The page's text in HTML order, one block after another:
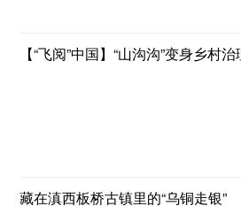
【“飞阅”中国】“山沟沟”变身乡村
藏在滇西板桥古镇里的“乌铜走银”